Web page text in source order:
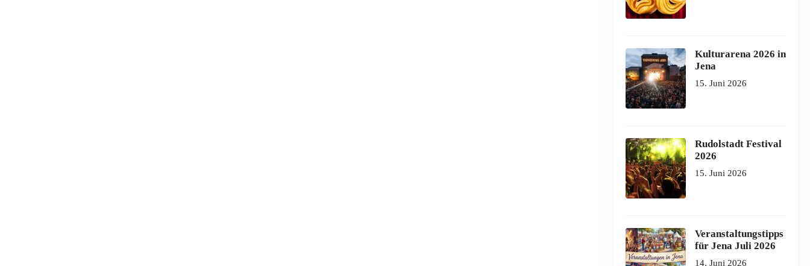
Kulturarena 2026 in
Jena
15. Juni 2026
Rudolstadt Festival
2026
15. Juni 2026
Veranstaltungstipps
für Jena Juli 2026
14. Juni 2026